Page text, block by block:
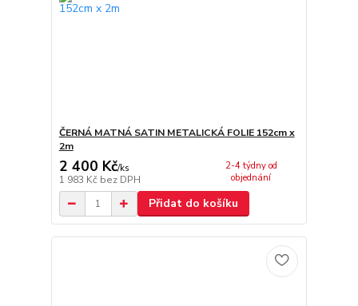
ČERNÁ MATNÁ SATIN METALICKÁ FOLIE 152cm x
2m
2 400 Kč/ks
1 983 Kč bez DPH
2-4 týdny od
objednání
Přidat do košíku